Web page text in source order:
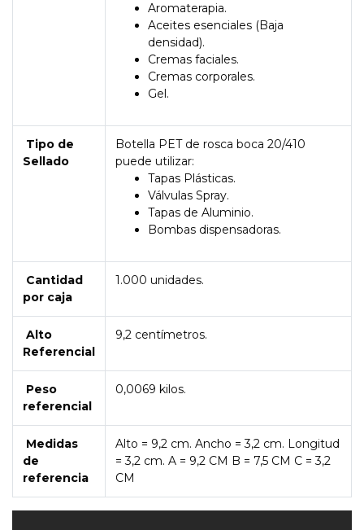
Aromaterapia.
Aceites esenciales (Baja
densidad).
Cremas faciales.
Cremas corporales.
Gel.
Tipo de
Sellado
Botella PET de rosca boca 20/410
puede utilizar:
Tapas Plásticas.
Válvulas Spray.
Tapas de Aluminio.
Bombas dispensadoras.
Cantidad
por caja
1.000 unidades.
Alto
Referencial
9,2 centímetros.
Peso
referencial
0,0069 kilos.
Medidas
de
referencia
Alto = 9,2 cm. Ancho = 3,2 cm. Longitud
= 3,2 cm. A = 9,2 CM B = 7,5 CM C = 3,2
CM